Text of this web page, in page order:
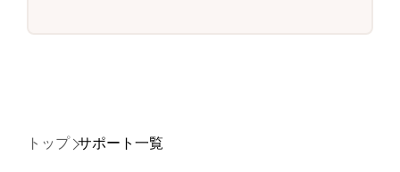
トップ サポート一覧